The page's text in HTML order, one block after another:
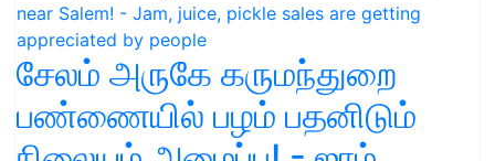
சேலம் அருகே கருமந்துறை
பண்ணையில் பழம் பதனிடும்